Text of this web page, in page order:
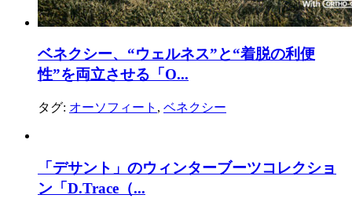
ベネクシー、“ウェルネス”と“着脱の利便
性”を両立させる「O...
タグ: オーソフィート , ベネクシー
「デサント」のウィンターブーツコレクショ
ン「D.Trace（...